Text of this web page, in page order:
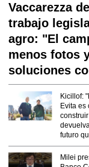
Vaccarezza
trabajo
agro: "El
menos fotos
soluciones
Kicillof:
Evita es
futuro
Milei